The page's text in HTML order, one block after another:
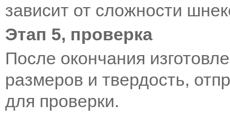
зависит от сложности
Этап 5, проверка
После окончания
размеров и твердость,
для проверки.